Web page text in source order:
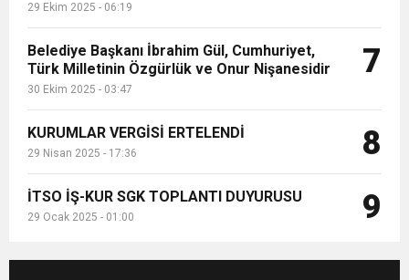
29 Ekim 2025 - 06:19
Belediye Başkanı İbrahim Gül, Cumhuriyet,
Türk Milletinin Özgürlük ve Onur Nişanesidir
30 Ekim 2025 - 03:47
7
KURUMLAR VERGİSİ ERTELENDİ
29 Nisan 2025 - 17:36 8
İTSO İŞ-KUR SGK TOPLANTI DUYURUSU
29 Ocak 2025 - 01:00 9